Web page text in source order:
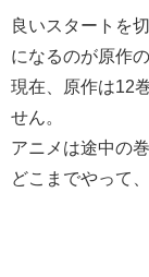
良いスタートを
になるのが原作
現在、原作は12
せん。
アニメは途中の
どこまでやって